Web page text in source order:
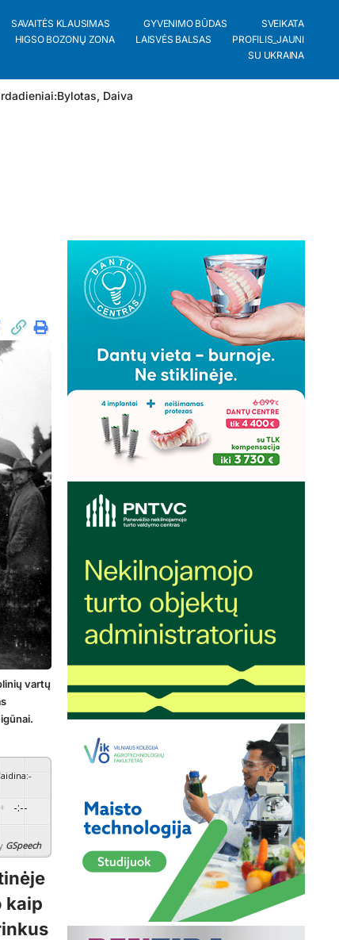
SAVAITĖS KLAUSIMAS GYVENIMO BŪDAS
SVEIKATA
HIGSO BOZONŲ ZONA LAISVĖS BALSAS
PROFILIS_JAUNI
SU UKRAINA
Bylotas, Daiva
vartų
:-
-:--
GSpeech
kaip